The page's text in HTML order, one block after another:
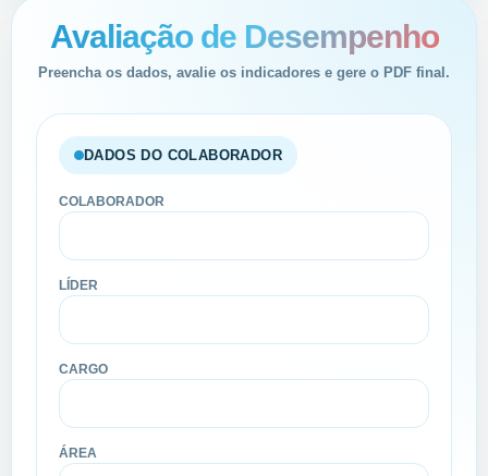
Avaliação de Desempenho
Preencha os dados, avalie os indicadores e gere o PDF final.
DADOS DO COLABORADOR
COLABORADOR
LÍDER
CARGO
ÁREA